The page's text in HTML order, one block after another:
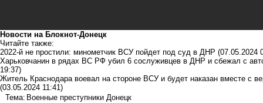
Новости на Блoкнoт-Донецк
Читайте также:
2022-й не простили: минометчик ВСУ пойдет под суд в ДНР (07.05.2024
Харьковчанин в рядах ВС РФ убил 6 сослуживцев в ДНР и сбежал с
19:37)
Житель Краснодара воевал на стороне ВСУ и будет наказан вместе с
(03.05.2024 11:41)
Тема: Военные преступники Донецк